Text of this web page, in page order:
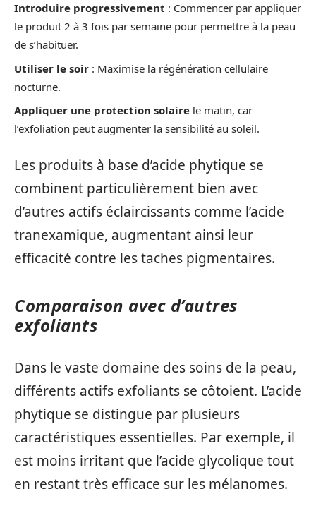
Introduire progressivement : Commencer par appliquer
le produit 2 à 3 fois par semaine pour permettre à la peau
de s’habituer.
Utiliser le soir : Maximise la régénération cellulaire
nocturne.
Appliquer une protection solaire le matin, car
l’exfoliation peut augmenter la sensibilité au soleil.
Les produits à base d’acide phytique se
combinent particulièrement bien avec
d’autres actifs éclaircissants comme l’acide
tranexamique, augmentant ainsi leur
efficacité contre les taches pigmentaires.
Comparaison avec d’autres
exfoliants
Dans le vaste domaine des soins de la peau,
différents actifs exfoliants se côtoient. L’acide
phytique se distingue par plusieurs
caractéristiques essentielles. Par exemple, il
est moins irritant que l’acide glycolique tout
en restant très efficace sur les mélanomes.